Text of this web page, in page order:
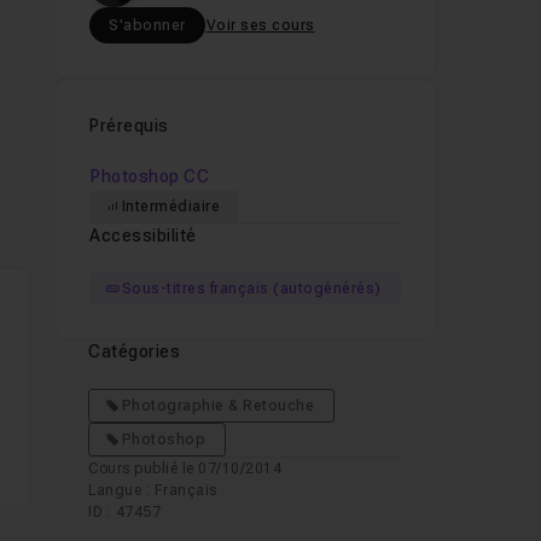
S'abonner Voir ses cours
Prérequis
Photoshop CC
Intermédiaire
Accessibilité
Sous-titres français (autogénérés)
Catégories
Photographie & Retouche
Photoshop
Cours publié le 07/10/2014
Langue : Français
ID : 47457